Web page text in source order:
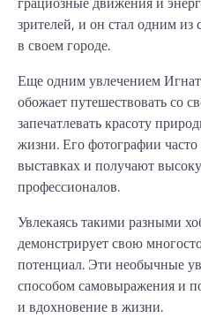
зрителей, и он стал одним
в своем городе.
Еще одним увлечением
обожает путешествовать со
запечатлевать красоту
жизни. Его фотографии
выставках и получают
профессионалов.
Увлекаясь такими разными
демонстрирует свою
потенциал. Эти необычные
способом самовыражения и
и вдохновение в жизни.